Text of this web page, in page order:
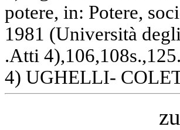
potere, in: Potere,
1981 (Università
.Atti 4),106,108s.,125.
4) UGHELLI-